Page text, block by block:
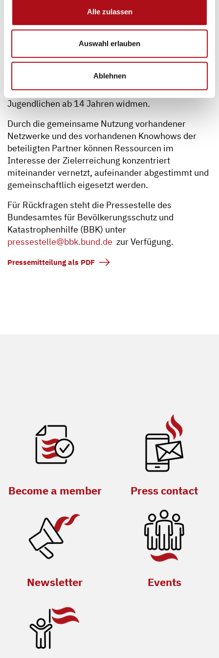
Alle zulassen
Auswahl erlauben
Ablehnen
www.bbk.bund.de/sicherheit-durch-vorsorge
veröffentlicht und können dort zur eigenen freien
Nutzung heruntergeladen werden. Für die Zukunft
arbeiten die Kooperationspartner bereits an der
Umsetzung weiterer Projekte, die sich der
Entwicklung neuer, praxisnaher Angebote für die
Arbeit mit Kindern unter 7 Jahren und mit
Jugendlichen ab 14 Jahren widmen.
Durch die gemeinsame Nutzung vorhandener
Netzwerke und des vorhandenen Knowhows der
beteiligten Partner können Ressourcen im
Interesse der Zielerreichung konzentriert
miteinander vernetzt, aufeinander abgestimmt und
gemeinschaftlich eigesetzt werden.
Für Rückfragen steht die Pressestelle des
Bundesamtes für Bevölkerungsschutz und
Katastrophenhilfe (BBK) unter
pressestelle@bbk.bund.de zur Verfügung.
Pressemitteilung als PDF
Become a member Press contact
Newsletter Events